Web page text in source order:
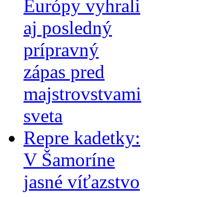
Európy vyhrali
aj posledný
prípravný
zápas pred
majstrovstvami
sveta
Repre kadetky:
V Šamoríne
jasné víťazstvo